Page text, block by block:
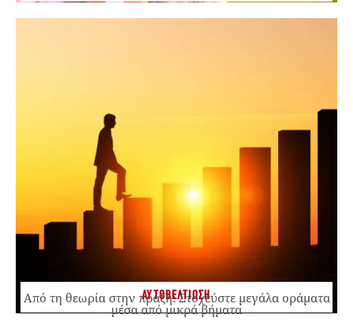
ΑΥΤΟΒΕΛΤΙΩΣΗ
Από τη θεωρία στην πράξη: Στοχεύστε μεγάλα οράματα
μέσα από μικρά βήματα